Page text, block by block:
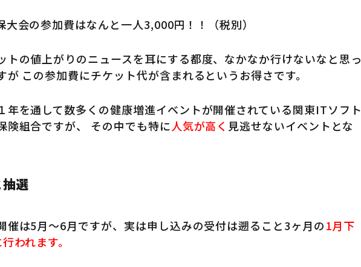
大会の参加費はなんと一人3,000円！！（税別）
トの値上がりのニュースを耳にする都度、なかなか行けないなと思っ
が この参加費にチケット代が含まれるというお得さです。
年を通して数多くの健康増進イベントが開催されている関東ITソフト
険組合ですが、 その中でも特に人気が高く 見逃せないイベントとな
選
催は5月～6月ですが、実は申し込みの受付は遡ること3ヶ月の1月下
われます。